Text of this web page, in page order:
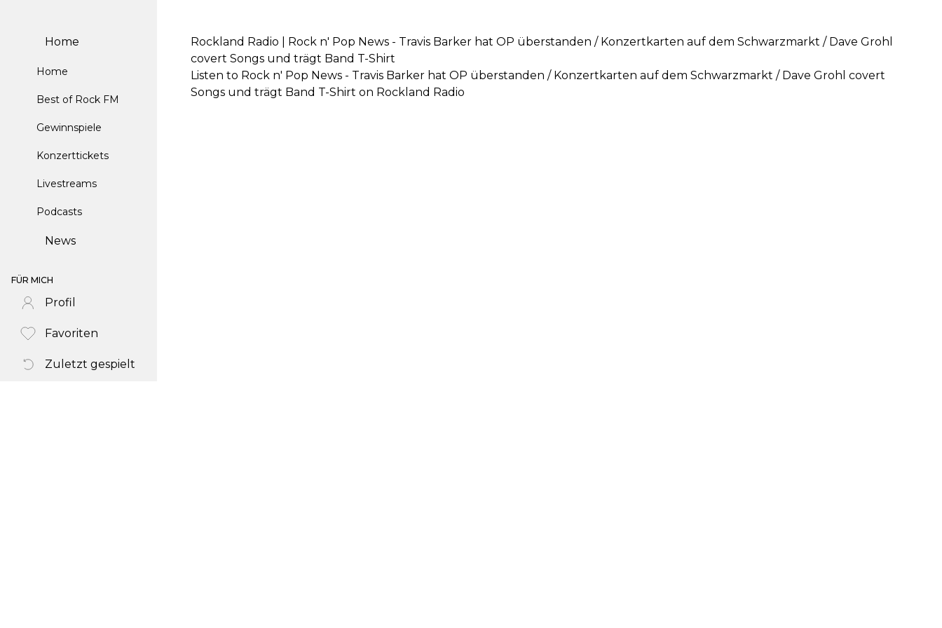
Home
Home
Best of Rock FM
Gewinnspiele
Konzerttickets
Livestreams
Podcasts
News
FÜR MICH
Profil
Favoriten
Zuletzt gespielt
Rockland Radio | Rock n' Pop News - Travis Barker hat OP überstanden / Konzertkarten auf dem Schwarzmarkt / Dave Grohl
covert Songs und trägt Band T-Shirt
Listen to Rock n' Pop News - Travis Barker hat OP überstanden / Konzertkarten auf dem Schwarzmarkt / Dave Grohl covert
Songs und trägt Band T-Shirt on Rockland Radio